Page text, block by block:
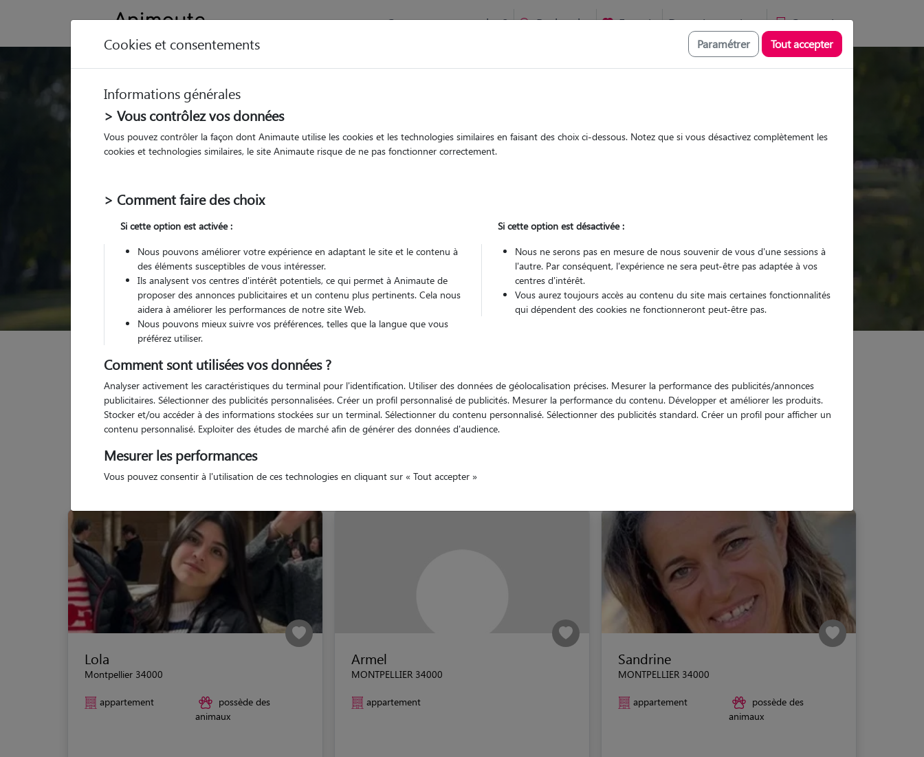
Comment ça marche ? Recherche Favoris Devenir pet sitter Connexion
Trouvez votre gardien idéal !
Parmi nospet sitters vérifiés chez le Pet Sitter
chez le Pet Sitter Visites
Visites
Pour quel animal ?
Trouver mon Pet Sitter
Garde animaux France Occitanie Hérault Montpellier
Lola
Montpellier 34000
appartement
possède des
animaux
Armel
MONTPELLIER 34000
appartement
Sandrine
MONTPELLIER 34000
appartement
possède des
animaux
Cookies et consentements Paramétrer Tout accepter
Informations générales
> Vous contrôlez vos données
Vous pouvez contrôler la façon dont Animaute utilise les cookies et les technologies similaires en faisant des choix ci-dessous. Notez que si vous désactivez complètement les
cookies et technologies similaires, le site Animaute risque de ne pas fonctionner correctement.
> Comment faire des choix
Si cette option est activée :
Nous pouvons améliorer votre expérience en adaptant le site et le contenu à
des éléments susceptibles de vous intéresser.
Ils analysent vos centres d'intérêt potentiels, ce qui permet à Animaute de
proposer des annonces publicitaires et un contenu plus pertinents. Cela nous
aidera à améliorer les performances de notre site Web.
Nous pouvons mieux suivre vos préférences, telles que la langue que vous
préférez utiliser.
Si cette option est désactivée :
Nous ne serons pas en mesure de nous souvenir de vous d'une sessions à
l'autre. Par conséquent, l'expérience ne sera peut-être pas adaptée à vos
centres d'intérêt.
Vous aurez toujours accès au contenu du site mais certaines fonctionnalités
qui dépendent des cookies ne fonctionneront peut-être pas.
Comment sont utilisées vos données ?
Analyser activement les caractéristiques du terminal pour l'identification. Utiliser des données de géolocalisation précises. Mesurer la performance des publicités/annonces
publicitaires. Sélectionner des publicités personnalisées. Créer un profil personnalisé de publicités. Mesurer la performance du contenu. Développer et améliorer les produits.
Stocker et/ou accéder à des informations stockées sur un terminal. Sélectionner du contenu personnalisé. Sélectionner des publicités standard. Créer un profil pour afficher un
contenu personnalisé. Exploiter des études de marché afin de générer des données d'audience.
Mesurer les performances
Vous pouvez consentir à l'utilisation de ces technologies en cliquant sur « Tout accepter »